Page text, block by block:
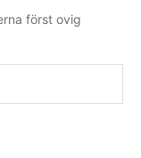
först ovig